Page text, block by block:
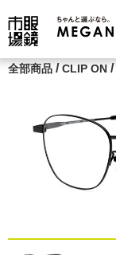
全部商品 /CLIP ON /